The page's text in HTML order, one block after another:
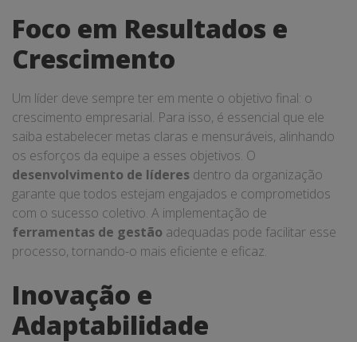
Foco em Resultados e
Crescimento
Um líder deve sempre ter em mente o objetivo final: o
crescimento empresarial. Para isso, é essencial que ele
saiba estabelecer metas claras e mensuráveis, alinhando
os esforços da equipe a esses objetivos. O
desenvolvimento de líderes dentro da organização
garante que todos estejam engajados e comprometidos
com o sucesso coletivo. A implementação de
ferramentas de gestão adequadas pode facilitar esse
processo, tornando-o mais eficiente e eficaz.
Inovação e
Adaptabilidade